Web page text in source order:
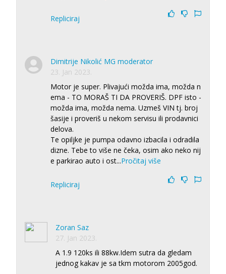
Repliciraj
Dimitrije Nikolić MG moderator
23. Jan 2023.
Motor je super. Plivajući možda ima, možda n
ema - TO MORAŠ TI DA PROVERIŠ. DPF isto -
možda ima, možda nema. Uzmeš VIN tj. broj
šasije i proveriš u nekom servisu ili prodavnici
delova.
Te opiljke je pumpa odavno izbacila i odradila
dizne. Tebe to više ne čeka, osim ako neko nij
e parkirao auto i ost...Pročitaj više
Repliciraj
Zoran Saz
27. Jan 2023.
A 1.9 120ks ili 88kw.Idem sutra da gledam
jednog kakav je sa tkm motorom 2005god.